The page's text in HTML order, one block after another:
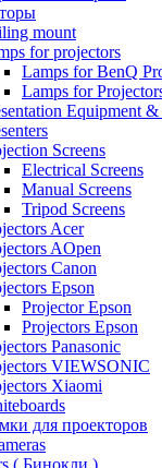
mount
for projectors
Lamps for BenQ
Lamps for
Equipment &
Screens
Electrical Screens
Manual Screens
Tripod Screens
Acer
AOpen
Canon
Epson
Projector Epson
Projectors Epson
Panasonic
VIEWSONIC
Xiaomi
для проекторов
( Бинокли )